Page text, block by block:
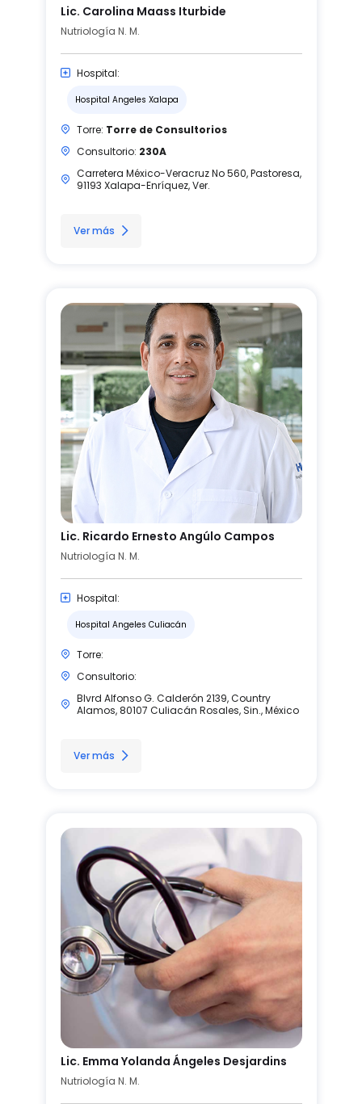
Lic. Carolina Maass Iturbide
Nutriología N. M.
Hospital:
Hospital Angeles Xalapa
Torre: Torre de Consultorios
Consultorio: 230A
Carretera México-Veracruz No 560, Pastoresa,
91193 Xalapa-Enríquez, Ver.
Ver más
Lic. Ricardo Ernesto Angúlo Campos
Nutriología N. M.
Hospital:
Hospital Angeles Culiacán
Torre:
Consultorio:
Blvrd Alfonso G. Calderón 2139, Country
Alamos, 80107 Culiacán Rosales, Sin., México
Ver más
Lic. Emma Yolanda Ángeles Desjardins
Nutriología N. M.